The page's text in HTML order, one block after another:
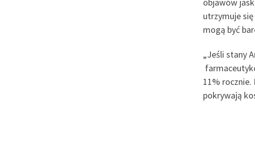
utrzymuje
mogą być
„Jeśli stany
11%
pokrywają